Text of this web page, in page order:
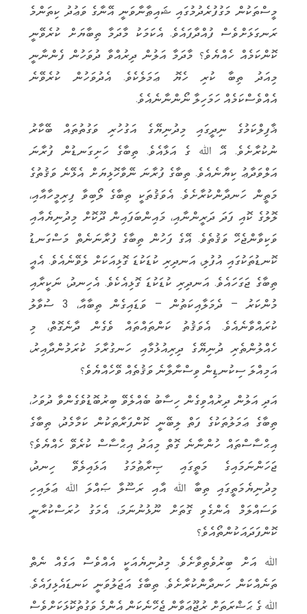
މީސްތަކުން މަގުފުރެދުމުގައި ޝައިޠާނާވަނީ އޭނާގެ ވަޢުދު ކިތަންމެ
ރަނގަޅަށްވެސް ފުއްދާފައެވެ. އެކަމަކު މާދަމާ ތިބާޔަށް ކުރެވޭނީ
ކޮންކަމެއް ހެއްޔެވެ؟ މާދަމާ އަލުން ދިރުއްވާ ދުވަހުން ފެންނާނީ
މިއަދު ތިބާ ކުރި ހެޔޮ ޢަމަލެކެވެ. އެދުވަހުން ކުރެވޭނެ
އެއްވެސްކަމެއް ހަމަހިލާ ނޯންނާނެއެވެ.
ޣާފިލްކަމުގެ ނިދީގައި މިދުނިޔޭގެ އަގުހުރި ވަގުތުތައް ބޭކާރު
ނުކުރާށެވެ. އޭ ﷲ ގެ އަޅާއެވެ. ތިބާގެ ހަށިގަނޑުން ފުރާނަ
އަލްވަދާޢު ކިޔާނެއެވެ. ތިބާގެ ފުރާނަ ނޭވާހޮޅިޔަށް އެޅޭނެ ވަޤުތުގެ
މަތީން ހަނދާންކުރާށެވެ. އެވަޤުތަކީ ތިބާގެ ލޯބިވާ ފިރިމީހާއާއި،
ލޮލުގެ ކޮއި ފަދަ ދަރީންނާއި، މައިންބަފައިން ދޫކޮށް މިދުނިޔެއާއި
ވަކިވާންޖެހޭ ވަޤުތެވެ. އޭގެ ފަހުން ތިބާގެ ފުރާނަނެތް މަސްގަނޑު
ކޮނޑުތަކުގައި އުފުލި، އަނދިރި ކުޑަކުޑަ ގޮޅިއަކަށް ލެވޭނެއެވެ. އެއީ
ތިބާގެ ޖަގަހައެވެ. އަނދިރި ކުޑަކުޑަ ގޮޅިއެކެވެ. އެހިނދު، ނަކީރާއި
މުންކަރު – ދެމަލާއިކަތުން – ވަޑައިގެން ތިބާއާ، 3 ސުވާލު
ކުރައްވާނެއެވެ. އެވަޤުތު ކަންތައްތައް ވެގެން ދާނެގޮތް، މި
ހެއްލުންތެރި ދުނިޔޭގެ ދިރިއުޅުމާއި ހަނގުރާމަ ކުރަމުންދާއިރު،
އަމިއްލަ ސިކުނޑިން ވިސްނާލާނެ ވަޤުތެއް ވޭހެއްޔެވެ؟
އަދި އަލުން ދިރުއްވިގެން ހިސާބު ބެއްލެވޭ ބިރުބޮޑުވެގެންވާ ދުވަހު،
ތިބާގެ ޢަމަލުތަކުގެ ފަތް ލިބޭނީ ކޮންފަރާތަކުން ކަމާމެދު، ތިބާގެ
އިޙްސާސްތައް ހުންނާނެ ގޮތް މިއަދު އިޙްސާސް ކުރެވޭ ހެއްޔެވެ؟
ޖަހަންނަމައިގެ މަތީގައި ޞިރާޠުމަގު އަޅައިލެވޭ ހިނދު،
މިދުނިޔެމަތީގައި ތިބާ ﷲ އާއި ރަސޫލާ ޞައްލަ ﷲ ޢަލައިހި
ވަސައްލަމް އެންގެވި ގޮތަށް ނޫޅުނުނަމަ، އެމަގު ހުރަސްކުރާނީ
ކޮންފަދައަކުންތޯއެވެ؟
ﷲ އަށް ބިރުވެތިވާށެވެ. މިދުނިޔެއަކީ އެއްވެސް އަގެއް ނެތް
ތަނެއްކަން ހަނދާންކުރާށެވެ. ތިބާގެ އަޖަލުވަނީ ކަނޑައެޅިފައެވެ.
ﷲ ގެ ޙަޟްރަތަށް ރުޖޫޢަވާން ޖެހޭނެކަން އެންމެ ވަގުތުކޮޅަކަށްވެސް